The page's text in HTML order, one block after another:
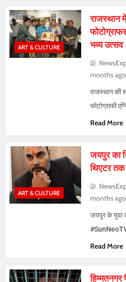
ART & CULTURE
राजस्थान
भव्य उत्सव
months ago
राजस्थान की
फोटोग्राफी
Read More
ART & CULTURE
जयपुर का
थिएटर तक
months ago
जयपुर के युवा
#SunNeoTV
Read More